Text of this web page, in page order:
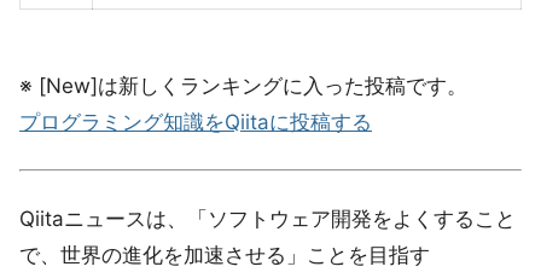
※ [New]は新しくランキングに入った投稿です。
プログラミング知識をQiitaに投稿する
Qiitaニュースは、「ソフトウェア開発をよくすること
で、世界の進化を加速させる」ことを目指す